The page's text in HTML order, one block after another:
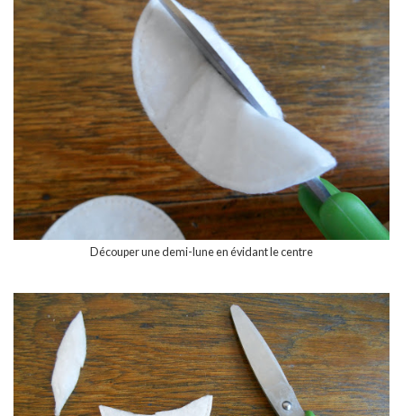
Découper une demi-lune en évidant le centre